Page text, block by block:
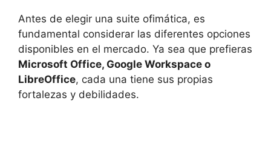
Antes de elegir una suite ofimática, es
fundamental considerar las diferentes opciones
disponibles en el mercado. Ya sea que prefieras
Microsoft Office, Google Workspace o
LibreOffice, cada una tiene sus propias
fortalezas y debilidades.